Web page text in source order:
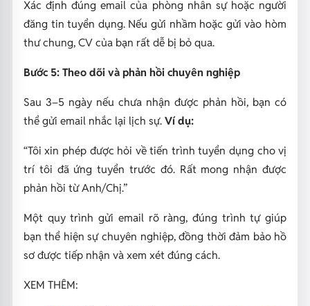
Xác định đúng email của phòng nhân sự hoặc người
đăng tin tuyển dụng. Nếu gửi nhầm hoặc gửi vào hòm
thư chung, CV của bạn rất dễ bị bỏ qua.
Bước 5: Theo dõi và phản hồi chuyên nghiệp
Sau 3–5 ngày nếu chưa nhận được phản hồi, bạn có
thể gửi email nhắc lại lịch sự. Ví dụ:
“Tôi xin phép được hỏi về tiến trình tuyển dụng cho vị
trí tôi đã ứng tuyển trước đó. Rất mong nhận được
phản hồi từ Anh/Chị.”
Một quy trình gửi email rõ ràng, đúng trình tự giúp
bạn thể hiện sự chuyên nghiệp, đồng thời đảm bảo hồ
sơ được tiếp nhận và xem xét đúng cách.
XEM THÊM: